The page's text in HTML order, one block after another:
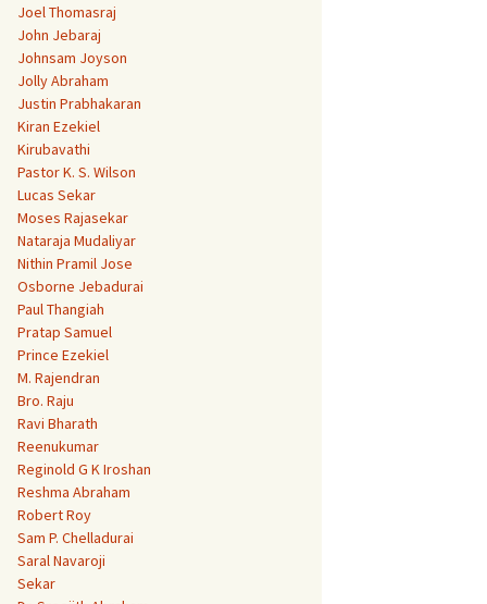
Joel Thomasraj
John Jebaraj
Johnsam Joyson
Jolly Abraham
Justin Prabhakaran
Kiran Ezekiel
Kirubavathi
Pastor K. S. Wilson
Lucas Sekar
Moses Rajasekar
Nataraja Mudaliyar
Nithin Pramil Jose
Osborne Jebadurai
Paul Thangiah
Pratap Samuel
Prince Ezekiel
M. Rajendran
Bro. Raju
Ravi Bharath
Reenukumar
Reginold G K Iroshan
Reshma Abraham
Robert Roy
Sam P. Chelladurai
Saral Navaroji
Sekar